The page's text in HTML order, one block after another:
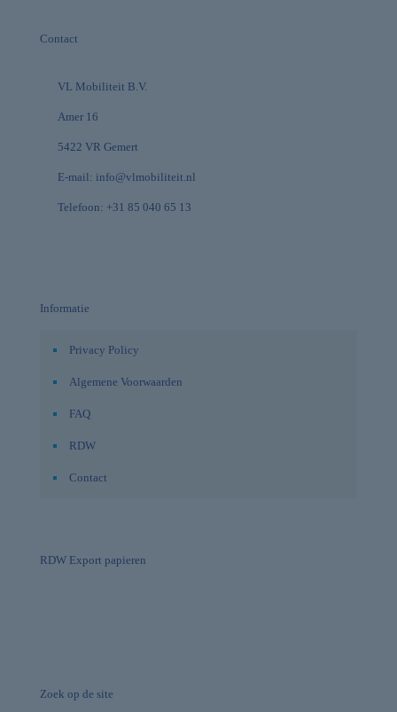
Contact
VL Mobiliteit B.V.
Amer 16
5422 VR Gemert
E-mail: info@vlmobiliteit.nl
Telefoon: +31 85 040 65 13
Informatie
Privacy Policy
Algemene Voorwaarden
FAQ
RDW
Contact
RDW Export papieren
Zoek op de site